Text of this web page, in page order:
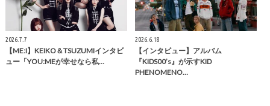
2026.7.7
【ME:I】KEIKO＆TSUZUMIインタビ
ュー「YOU:MEが幸せなら私…
2026.6.18
【インタビュー】アルバム
『KIDS00’s』が示すKID
PHENOMENO…